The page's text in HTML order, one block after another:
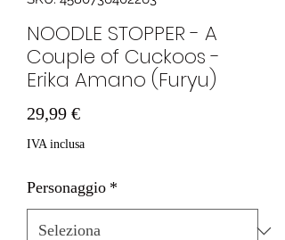
NOODLE STOPPER - A
Couple of Cuckoos -
Erika Amano (Furyu)
29,99 €Prezzo
IVA inclusa
Personaggio *